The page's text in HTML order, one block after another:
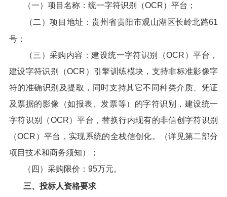
（一）项目名称：统一字符识别（OCR）平台；
（二）项目地址：贵州省贵阳市观山湖区长岭北路61
号；
（三）采购内容：建设统一字符识别（OCR）平台，
建设字符识别（OCR）引擎训练模块，支持非标准影像字
符的准确识别及提取，同时支持其它不同种类介质、凭证
及票据的影像（如报表、发票等）的字符识别，建设统一
字符识别（OCR）平台，替换行内现有的非信创字符识别
（OCR）平台，实现系统的全栈信创化。（详见第二部分
项目技术和商务须知）；
（四）采购限价：95万元。
三、投标人资格要求